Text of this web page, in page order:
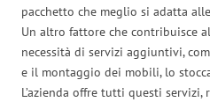
pacchetto che meglio si adatta
Un altro fattore che contribuisce
necessità di servizi aggiuntivi,
e il montaggio dei mobili, lo
L’azienda offre tutti questi